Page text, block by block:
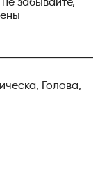
забывайте,